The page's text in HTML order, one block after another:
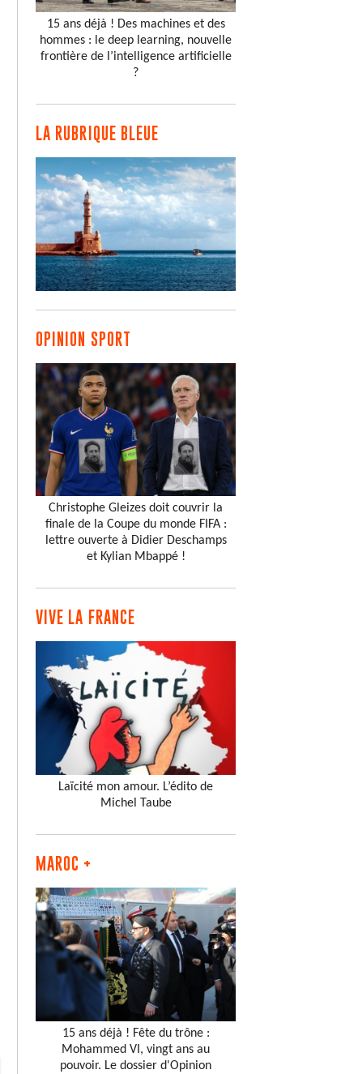
15 ans déjà ! Des machines et des
hommes : le deep learning, nouvelle
frontière de l’intelligence artificielle
?
LA RUBRIQUE BLEUE
OPINION SPORT
Christophe Gleizes doit couvrir la
finale de la Coupe du monde FIFA :
lettre ouverte à Didier Deschamps
et Kylian Mbappé !
VIVE LA FRANCE
Laïcité mon amour. L’édito de
Michel Taube
MAROC +
15 ans déjà ! Fête du trône :
Mohammed VI, vingt ans au
pouvoir. Le dossier d'Opinion